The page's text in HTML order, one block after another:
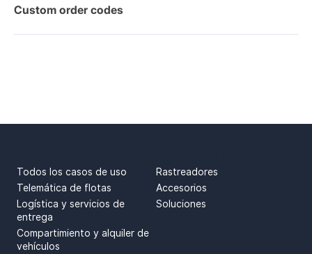
Custom order codes
Todos los casos de uso
Telemática de flotas
Logística y servicios de
entrega
Compartimiento y alquiler de
vehículos
Rastreadores
Accesorios
Soluciones